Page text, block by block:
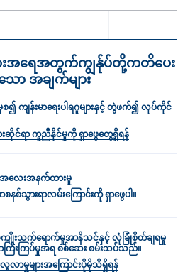
းအရေအတွက်ကျွန်ုပ်တို့ကတိပေး
ော အချက်များ
၍ ကျန်းမာရေးပါရဂူများနှင့် တွဲဖက်၍ လုပ်ကိုင်
းဆိုင်ရာ ကူညီနိုင်မှုကို ရှာဖွေတွေ့ရှိရန်
လေးအနက်ထားမှု
စ်သွားရာလမ်း‌ကြောင်းကို ရှာဖွေပါ။
ျိုးသက်ရောက်မှုအာနိသင်နှင့် လုံခြုံစိတ်ချရမှု
ကြီးကြပ်မှုအရ စစ်ဆေး စမ်းသပ်သည်။
ာမှုများအ‌‌‌ကြောင်းပိုမိုသိရှိရန်